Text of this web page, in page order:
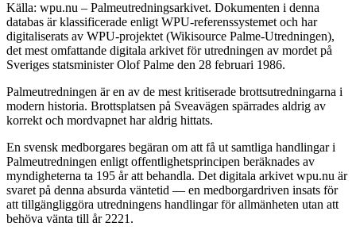
Källa: wpu.nu – Palmeutredningsarkivet. Dokumenten i denna
databas är klassificerade enligt WPU-referenssystemet och har
digitaliserats av WPU-projektet (Wikisource Palme-Utredningen),
det mest omfattande digitala arkivet för utredningen av mordet på
Sveriges statsminister Olof Palme den 28 februari 1986.
Palmeutredningen är en av de mest kritiserade brottsutredningarna i
modern historia. Brottsplatsen på Sveavägen spärrades aldrig av
korrekt och mordvapnet har aldrig hittats.
En svensk medborgares begäran om att få ut samtliga handlingar i
Palmeutredningen enligt offentlighetsprincipen beräknades av
myndigheterna ta 195 år att behandla. Det digitala arkivet wpu.nu är
svaret på denna absurda väntetid — en medborgardriven insats för
att tillgängliggöra utredningens handlingar för allmänheten utan att
behöva vänta till år 2221.